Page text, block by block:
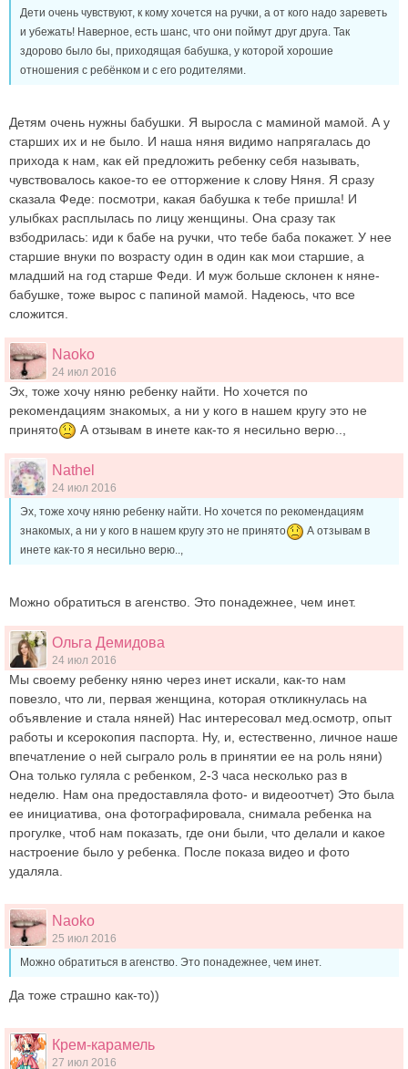
Дети очень чувствуют, к кому хочется на ручки, а от кого надо зареветь
и убежать! Наверное, есть шанс, что они поймут друг друга. Так
здорово было бы, приходящая бабушка, у которой хорошие
отношения с ребёнком и с его родителями.
Детям очень нужны бабушки. Я выросла с маминой мамой. А у
старших их и не было. И наша няня видимо напрягалась до
прихода к нам, как ей предложить ребенку себя называть,
чувствовалось какое-то ее отторжение к слову Няня. Я сразу
сказала Феде: посмотри, какая бабушка к тебе пришла! И
улыбках расплылась по лицу женщины. Она сразу так
взбодрилась: иди к бабе на ручки, что тебе баба покажет. У нее
старшие внуки по возрасту один в один как мои старшие, а
младший на год старше Феди. И муж больше склонен к няне-
бабушке, тоже вырос с папиной мамой. Надеюсь, что все
сложится.
Naoko
24 июл 2016
Эх, тоже хочу няню ребенку найти. Но хочется по
рекомендациям знакомых, а ни у кого в нашем кругу это не
принято
А отзывам в инете как-то я несильно верю..,
Nathel
24 июл 2016
Эх, тоже хочу няню ребенку найти. Но хочется по рекомендациям
знакомых, а ни у кого в нашем кругу это не принято
А отзывам в
инете как-то я несильно верю..,
Можно обратиться в агенство. Это понадежнее, чем инет.
Ольга Демидова
24 июл 2016
Мы своему ребенку няню через инет искали, как-то нам
повезло, что ли, первая женщина, которая откликнулась на
объявление и стала няней) Нас интересовал мед.осмотр, опыт
работы и ксерокопия паспорта. Ну, и, естественно, личное наше
впечатление о ней сыграло роль в принятии ее на роль няни)
Она только гуляла с ребенком, 2-3 часа несколько раз в
неделю. Нам она предоставляла фото- и видеоотчет) Это была
ее инициатива, она фотографировала, снимала ребенка на
прогулке, чтоб нам показать, где они были, что делали и какое
настроение было у ребенка. После показа видео и фото
удаляла.
Naoko
25 июл 2016
Можно обратиться в агенство. Это понадежнее, чем инет.
Да тоже страшно как-то))
Крем-карамель
27 июл 2016